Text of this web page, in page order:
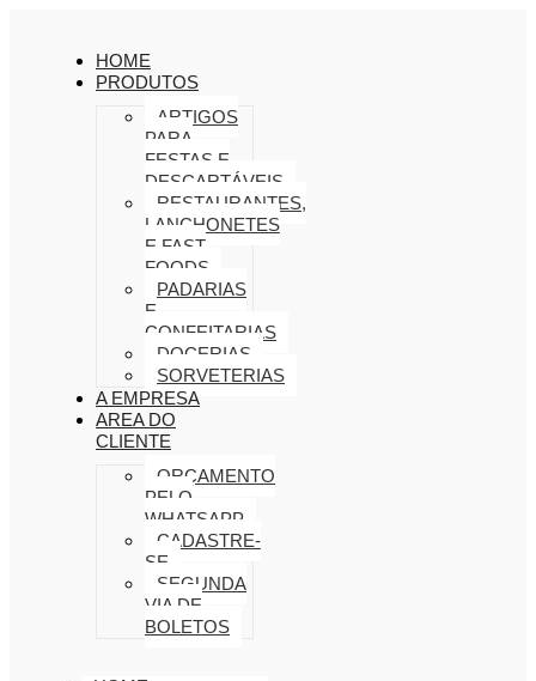
HOME
PRODUTOS
ARTIGOS
PARA
FESTAS E
DESCARTÁVEIS
RESTAURANTES,
LANCHONETES
E FAST
FOODS
PADARIAS
E
CONFEITARIAS
DOCERIAS
SORVETERIAS
A EMPRESA
AREA DO
CLIENTE
ORÇAMENTO
PELO
WHATSAPP
CADASTRE-
SE
SEGUNDA
VIA DE
BOLETOS